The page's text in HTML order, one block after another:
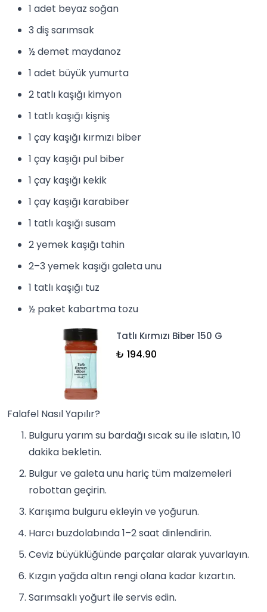
1 adet beyaz soğan
3 diş sarımsak
½ demet maydanoz
1 adet büyük yumurta
2 tatlı kaşığı kimyon
1 tatlı kaşığı kişniş
1 çay kaşığı kırmızı biber
1 çay kaşığı pul biber
1 çay kaşığı kekik
1 çay kaşığı karabiber
1 tatlı kaşığısusam
2 yemek kaşığı tahin
2–3 yemek kaşığı galeta unu
1 tatlı kaşığı tuz
½ paket kabartma tozu
Tatlı Kırmızı Biber 150 G
₺ 194.90
Falafel Nasıl Yapılır?
Bulguru yarım su bardağı sıcak su ile ıslatın, 10
dakika bekletin.
Bulgur ve galeta unu hariç tüm malzemeleri
robottan geçirin.
Karışıma bulguru ekleyin ve yoğurun.
Harcı buzdolabında 1–2 saat dinlendirin.
Ceviz büyüklüğünde parçalar alarak yuvarlayın.
Kızgın yağda altın rengi olana kadar kızartın.
Sarımsaklı yoğurt ile servis edin.